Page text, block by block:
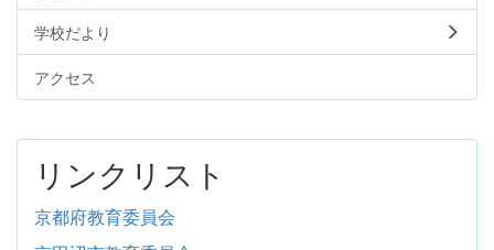
学校だより
アクセス
リンクリスト
京都府教育委員会